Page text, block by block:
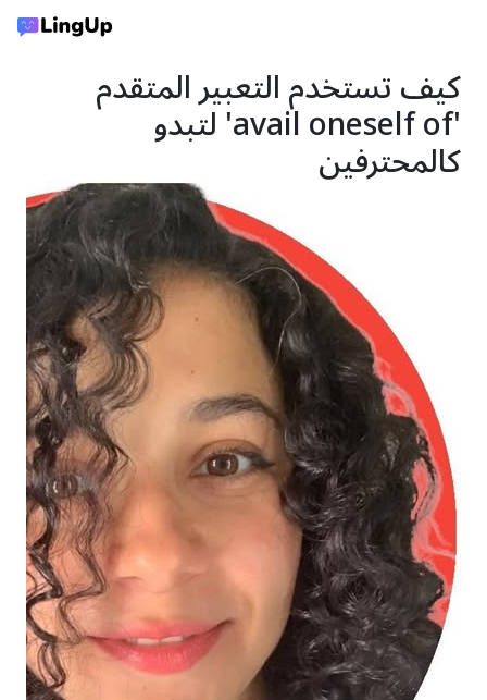
كيف تستخدم التعبير المتقدم
'avail oneself of' لتبدو
كالمحترفين